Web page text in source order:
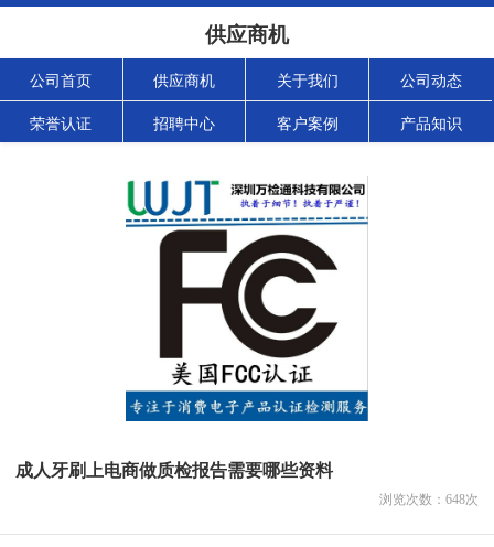
供应商机
公司首页 供应商机 关于我们 公司动态
荣誉认证 招聘中心 客户案例 产品知识
成人牙刷上电商做质检报告需要哪些资料
浏览次数： 648次